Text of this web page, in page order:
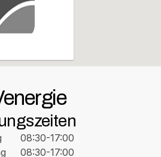
08:30-17:00
08:30-17:00